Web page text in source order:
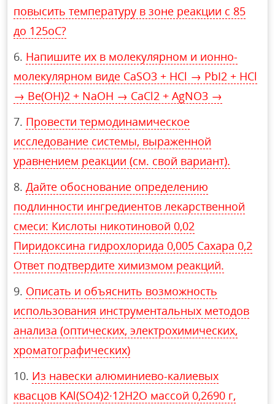
повысить температуру в зоне реакции с 85
до 125оС?
Напишите их в молекулярном и ионно-
молекулярном виде CaSO3 + HCl → PbI2 + HCl
→ Be(OH)2 + NaOH → CaCl2 + AgNO3 →
Провести термодинамическое
исследование системы, выраженной
уравнением реакции (см. свой вариант).
Дайте обоснование определению
подлинности ингредиентов лекарственной
смеси: Кислоты никотиновой 0,02
Пиридоксина гидрохлорида 0,005 Сахара 0,2
Ответ подтвердите химизмом реакций.
Описать и объяснить возможность
использования инструментальных методов
анализа (оптических, электрохимических,
хроматографических)
Из навески алюминиево-калиевых
квасцов KAl(SO4)2·12H2O массой 0,2690 г,